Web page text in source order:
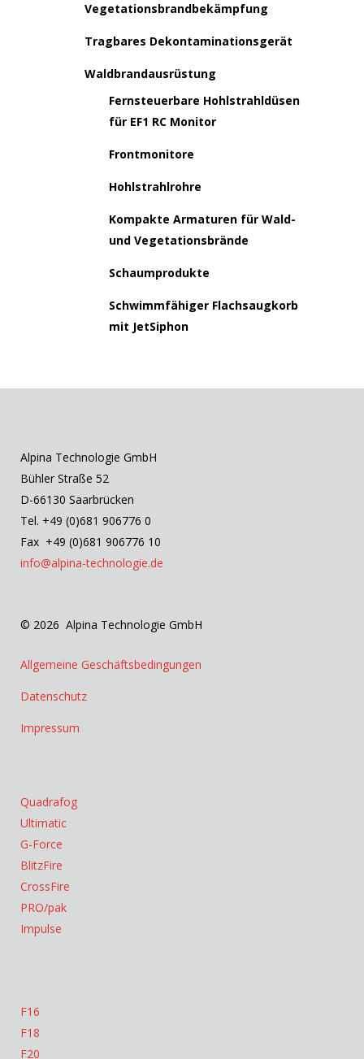
Vegetationsbrandbekämpfung
Tragbares Dekontaminationsgerät
Waldbrandausrüstung
Fernsteuerbare Hohlstrahldüsen
für EF1 RC Monitor
Frontmonitore
Hohlstrahlrohre
Kompakte Armaturen für Wald-
und Vegetationsbrände
Schaumprodukte
Schwimmfähiger Flachsaugkorb
mit JetSiphon
Alpina Technologie GmbH
Bühler Straße 52
D-66130 Saarbrücken
Tel. +49 (0)681 906776 0
Fax +49 (0)681 906776 10
info@alpina-technologie.de
© 2026 Alpina Technologie GmbH
Allgemeine Geschäftsbedingungen
Datenschutz
Impressum
Quadrafog
Ultimatic
G-Force
BlitzFire
CrossFire
PRO/pak
Impulse
F16
F18
F20